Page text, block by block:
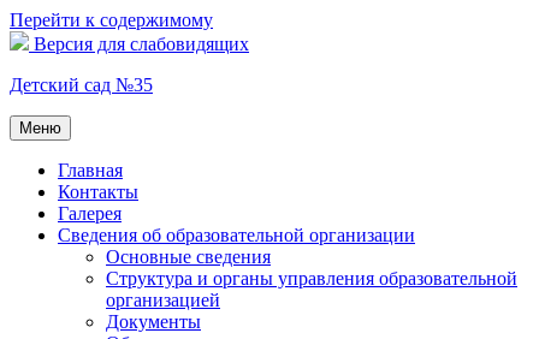
Перейти к содержимому
Версия для слабовидящих
Детский сад №35
Меню
Главная
Контакты
Галерея
Сведения об образовательной организации
Основные сведения
Структура и органы управления образовательной
организацией
Документы